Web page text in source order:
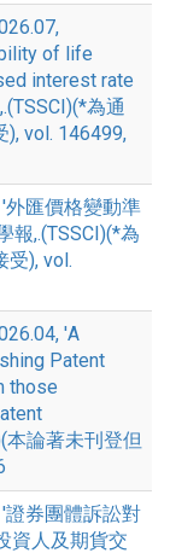
of life
interest rate
為通
vol. 146499,
外匯價格變動準
報,.(TSSCI)(*為
受), vol.
'A
Patent
those
本論著未刊登但
證券團體訴訟對
資人及期貨交